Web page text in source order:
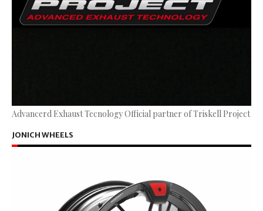
Advancerd Exhaust Tecnology Official partner of Triskell Project
JONICH WHEELS